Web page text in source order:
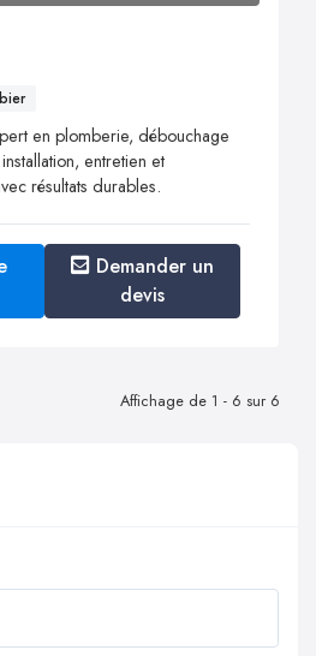
en plomberie, débouchage
entretien et
résultats durables.
Demander un
devis
Affichage de 1 - 6 sur 6